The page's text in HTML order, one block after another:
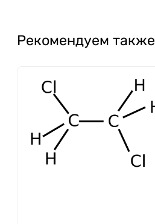
Рекомендуем также